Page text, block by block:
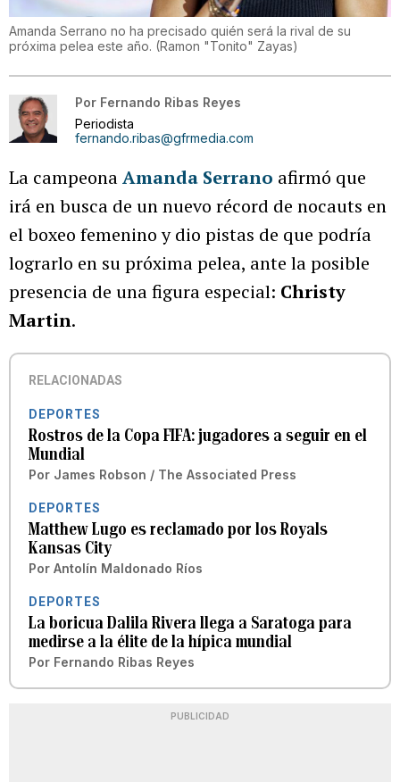
Amanda Serrano no ha precisado quién será la rival de su
próxima pelea este año. (Ramon "Tonito" Zayas)
Por Fernando Ribas Reyes
Periodista
fernando.ribas@gfrmedia.com
La campeonaAmanda Serrano afirmó que
irá en busca de un nuevo récord de nocauts en
el boxeo femenino y dio pistas de que podría
lograrlo en su próxima pelea, ante la posible
presencia de una figura especial: Christy
Martin.
RELACIONADAS
DEPORTES
Rostros de la Copa FIFA: jugadores a seguir en el
Mundial
Por James Robson / The Associated Press
DEPORTES
Matthew Lugo es reclamado por los Royals
Kansas City
Por Antolín Maldonado Ríos
DEPORTES
La boricua Dalila Rivera llega a Saratoga para
medirse a la élite de la hípica mundial
Por Fernando Ribas Reyes
PUBLICIDAD